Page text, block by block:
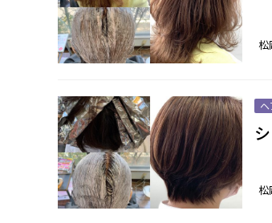
松
松